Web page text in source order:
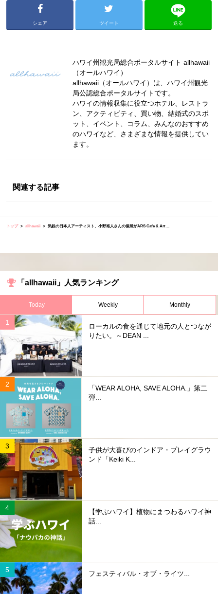
シェア ツイート 送る
ハワイ州観光局総合ポータルサイト allhawaii
（オールハワイ）
allhawaii（オールハワイ）は、ハワイ州観光
局公認総合ポータルサイトです。
ハワイの情報収集に役立つホテル、レストラ
ン、アクティビティ、買い物、結婚式のスポ
ット、イベント、コラム、みんなのおすすめ
のハワイなど、さまざまな情報を提供してい
ます。
関連する記事
トップ allhawaii 気鋭の日本人アーティスト、小野裕人さんの個展がARS Cafe & Art ...
「allhawaii」人気ランキング
Today Weekly Monthly
ローカルの食を通じて地元の人とつなが
りたい。～DEAN ...
「WEAR ALOHA, SAVE ALOHA.」第二
弾...
子供が大喜びのインドア・プレイグラウ
ンド「Keiki K...
【学ぶハワイ】植物にまつわるハワイ神
話...
フェスティバル・オブ・ライツ...